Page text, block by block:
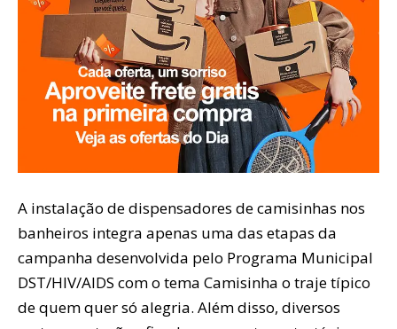
A instalação de dispensadores de camisinhas nos
banheiros integra apenas uma das etapas da
campanha desenvolvida pelo Programa Municipal
DST/HIV/AIDS com o tema Camisinha o traje típico
de quem quer só alegria. Além disso, diversos